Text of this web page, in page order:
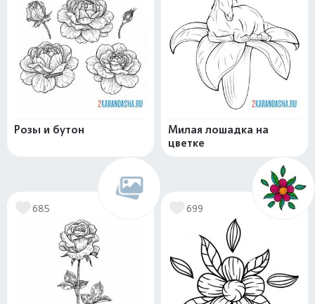
Розы и бутон
Милая лошадка на
цветке
685 699